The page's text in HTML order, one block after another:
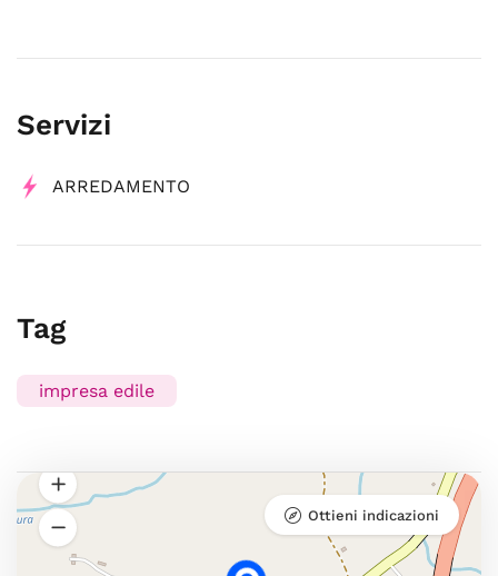
Servizi
ARREDAMENTO
Tag
impresa edile
Ottieni indicazioni